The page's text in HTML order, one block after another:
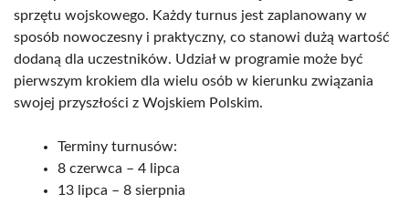
sprzętu wojskowego. Każdy turnus jest zaplanowany w
sposób nowoczesny i praktyczny, co stanowi dużą wartość
dodaną dla uczestników. Udział w programie może być
pierwszym krokiem dla wielu osób w kierunku związania
swojej przyszłości z Wojskiem Polskim.
Terminy turnusów:
8 czerwca – 4 lipca
13 lipca – 8 sierpnia